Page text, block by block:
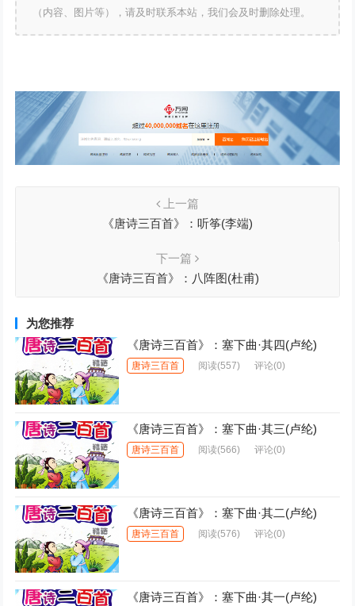
（内容、图片等），请及时联系本站，我们会及时删除处理。
上一篇
《唐诗三百首》：听筝(李端)
下一篇
《唐诗三百首》：八阵图(杜甫)
为您推荐
《唐诗三百首》：塞下曲·其四(卢纶)
唐诗三百首 阅读(557) 评论(0)
《唐诗三百首》：塞下曲·其三(卢纶)
唐诗三百首 阅读(566) 评论(0)
《唐诗三百首》：塞下曲·其二(卢纶)
唐诗三百首 阅读(576) 评论(0)
《唐诗三百首》：塞下曲·其一(卢纶)